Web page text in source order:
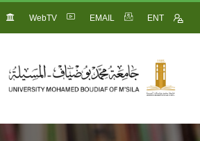
ENT
EMAIL
WebTV